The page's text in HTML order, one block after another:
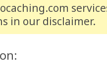
in our disclaimer.